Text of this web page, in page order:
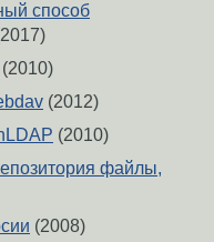
способ
(2010)
(2012)
(2010)
файлы,
(2008)